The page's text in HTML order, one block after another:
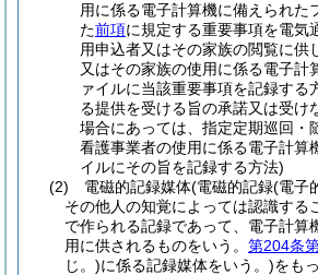
用に係る電子計算機に備えられた
た前項に規定する重要事項を電気
用申込者又はその家族の閲覧に供
又はその家族の使用に係る電子計
ァイルに当該重要事項を記録する
る提供を受ける旨の承諾又は受け
場合にあっては、指定定期巡回・
看護事業者の使用に係る電子計算
イルにその旨を記録する方法)
(2)
電磁的記録媒体(電磁的記録(電子
その他人の知覚によっては認識する
で作られる記録であって、電子計算
用に供されるものをいう。 第204条
じ。)に係る記録媒体をいう。)をも